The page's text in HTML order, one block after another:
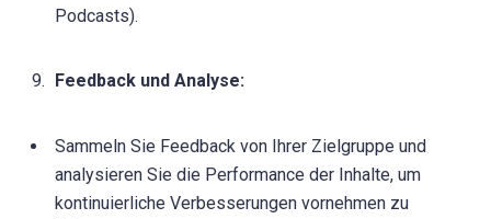
Podcasts).
Feedback und Analyse:
Sammeln Sie Feedback von Ihrer Zielgruppe und
analysieren Sie die Performance der Inhalte, um
kontinuierliche Verbesserungen vornehmen zu